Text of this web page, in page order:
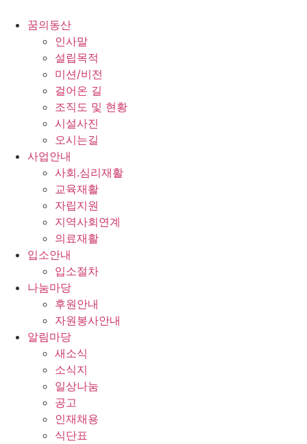
꿈의동산
인사말
설립목적
미션/비전
걸어온 길
조직도 및 현황
시설사진
오시는길
사업안내
사회.심리재활
교육재활
자립지원
지역사회연계
의료재활
입소안내
입소절차
나눔마당
후원안내
자원봉사안내
알림마당
새소식
소식지
일상나눔
공고
인재채용
식단표